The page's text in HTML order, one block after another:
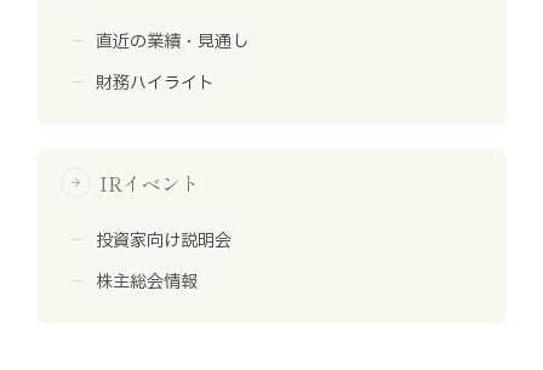
直近の業績・見通し
財務ハイライト
arrow_forward IRイベント
投資家向け説明会
株主総会情報